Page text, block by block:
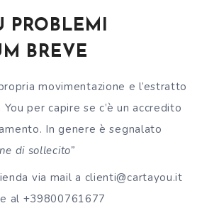
PROBLEMI
BREVE
movimentazione e l’estratto
per capire se c’è un accredito
In genere è segnalato
di sollecito”
via mail a clienti@cartayou.it
al +39800761677